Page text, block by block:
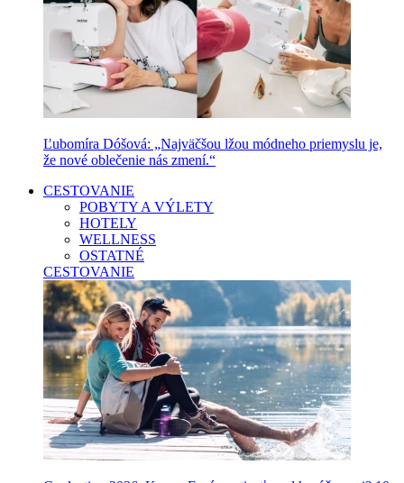
Ľubomíra Dóšová: „Najväčšou lžou módneho priemyslu je,
že nové oblečenie nás zmení.“
CESTOVANIE
POBYTY A VÝLETY
HOTELY
WELLNESS
OSTATNÉ
CESTOVANIE